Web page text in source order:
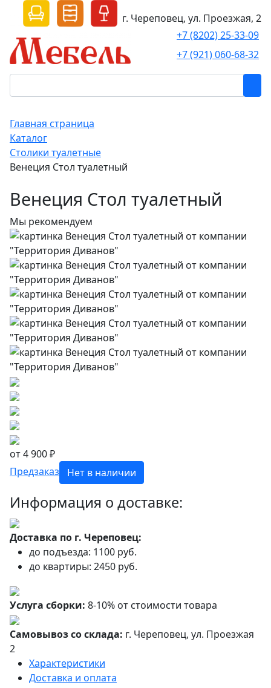
г. Череповец, ул. Проезжая, 2
+7 (8202) 25-33-09
+7 (921) 060-68-32
Главная страница
Каталог
Столики туалетные
Венеция Стол туалетный
Венеция Стол туалетный
Мы рекомендуем
от 4 900 ₽
Предзаказ
Нет в наличии
Информация о доставке:
Доставка по г. Череповец:
до подъезда: 1100 руб.
до квартиры: 2450 руб.
Услуга сборки: 8-10% от стоимости товара
Самовывоз со склада: г. Череповец, ул. Проезжая
2
Характеристики
Доставка и оплата